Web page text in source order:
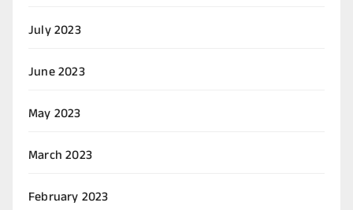
July 2023
June 2023
May 2023
March 2023
February 2023